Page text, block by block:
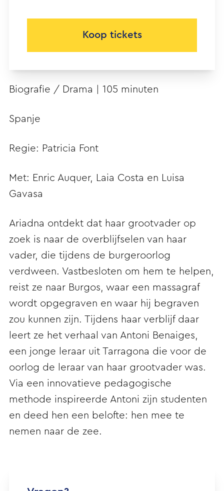
Koop tickets
Biografie / Drama | 105 minuten
Spanje
Regie: Patricia Font
Met: Enric Auquer, Laia Costa en Luisa
Gavasa
Ariadna ontdekt dat haar grootvader op
zoek is naar de overblijfselen van haar
vader, die tijdens de burgeroorlog
verdween. Vastbesloten om hem te helpen,
reist ze naar Burgos, waar een massagraf
wordt opgegraven en waar hij begraven
zou kunnen zijn. Tijdens haar verblijf daar
leert ze het verhaal van Antoni Benaiges,
een jonge leraar uit Tarragona die voor de
oorlog de leraar van haar grootvader was.
Via een innovatieve pedagogische
methode inspireerde Antoni zijn studenten
en deed hen een belofte: hen mee te
nemen naar de zee.